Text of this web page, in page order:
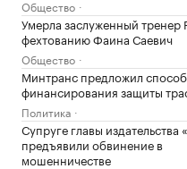
Общество
Умерла заслуженный тренер
фехтованию Фаина Саевич
Общество
Минтранс предложил способ
финансирования защиты
Политика
Супруге главы издательства
предъявили обвинение в
мошенничестве